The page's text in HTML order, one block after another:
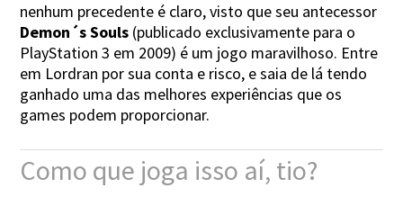
nenhum precedente é claro, visto que seu antecessor
Demon´s Souls (publicado exclusivamente para o
PlayStation 3 em 2009) é um jogo maravilhoso. Entre
em Lordran por sua conta e risco, e saia de lá tendo
ganhado uma das melhores experiências que os
games podem proporcionar.
Como que joga isso aí, tio?